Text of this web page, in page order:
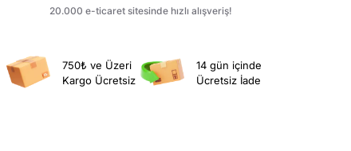
750₺ ve Üzeri
Kargo Ücretsiz
14 gün içinde
Ücretsiz İade